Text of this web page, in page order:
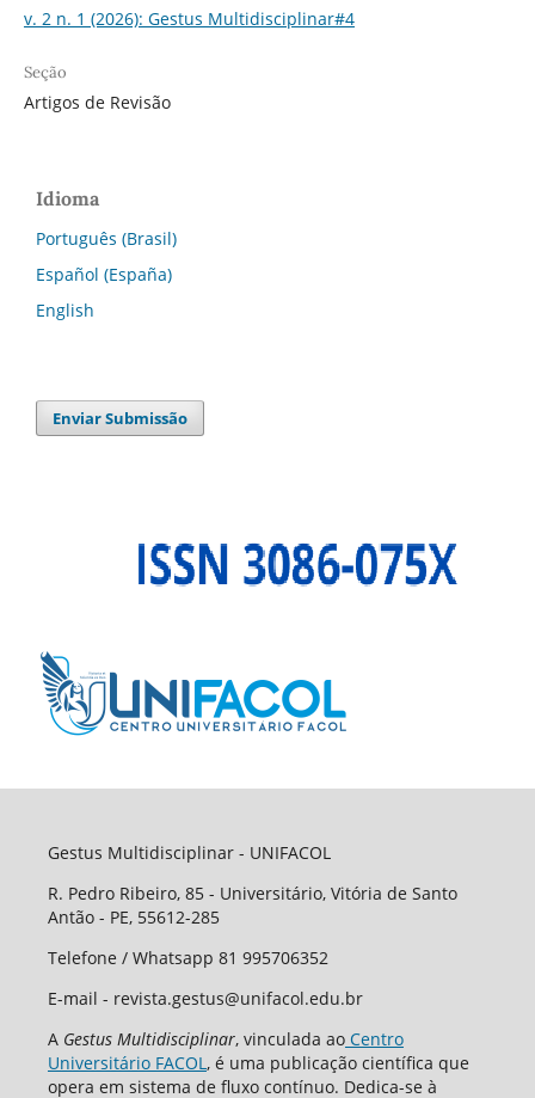
v. 2 n. 1 (2026): Gestus Multidisciplinar#4
Seção
Artigos de Revisão
Idioma
Português (Brasil)
Español (España)
English
Enviar Submissão
Gestus Multidisciplinar - UNIFACOL
R. Pedro Ribeiro, 85 - Universitário, Vitória de Santo
Antão - PE, 55612-285
Telefone / Whatsapp 81 995706352
E-mail - revista.gestus@unifacol.edu.br
A Gestus Multidisciplinar, vinculada aoCentro
Universitário FACOL, é uma publicação científica que
opera em sistema de fluxo contínuo. Dedica-se à